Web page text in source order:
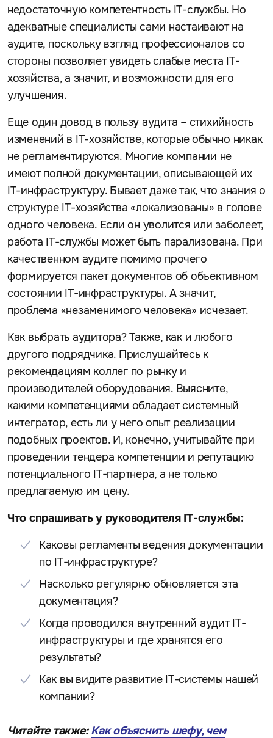
недостаточную компетентность IT-службы. Но
адекватные специалисты сами настаивают на
аудите, поскольку взгляд профессионалов со
стороны позволяет увидеть слабые места IT-
хозяйства, а значит, и возможности для его
улучшения.
Еще один довод в пользу аудита – стихийность
изменений в IT-хозяйстве, которые обычно никак
не регламентируются. Многие компании не
имеют полной документации, описывающей их
IT-инфраструктуру. Бывает даже так, что знания о
структуре IT-хозяйства «локализованы» в голове
одного человека. Если он уволится или заболеет,
работа IT-службы может быть парализована. При
качественном аудите помимо прочего
формируется пакет документов об объективном
состоянии IT-инфраструктуры. А значит,
проблема «незаменимого человека» исчезает.
Как выбрать аудитора? Также, как и любого
другого подрядчика. Прислушайтесь к
рекомендациям коллег по рынку и
производителей оборудования. Выясните,
какими компетенциями обладает системный
интегратор, есть ли у него опыт реализации
подобных проектов. И, конечно, учитывайте при
проведении тендера компетенции и репутацию
потенциального IT-партнера, а не только
предлагаемую им цену.
Что спрашивать у руководителя IT-службы:
Каковы регламенты ведения документации
по IT-инфраструктуре?
Насколько регулярно обновляется эта
документация?
Когда проводился внутренний аудит IT-
инфраструктуры и где хранятся его
результаты?
Как вы видите развитие IT-системы нашей
компании?
Читайте также:Как объяснить шефу, чем